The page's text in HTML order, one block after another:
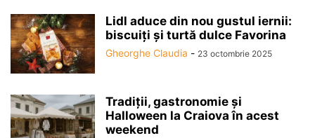
Lidl aduce din nou gustul iernii:
biscuiți și turtă dulce Favorina
Gheorghe Claudia - 23 octombrie 2025
Tradiții, gastronomie și
Halloween la Craiova în acest
weekend